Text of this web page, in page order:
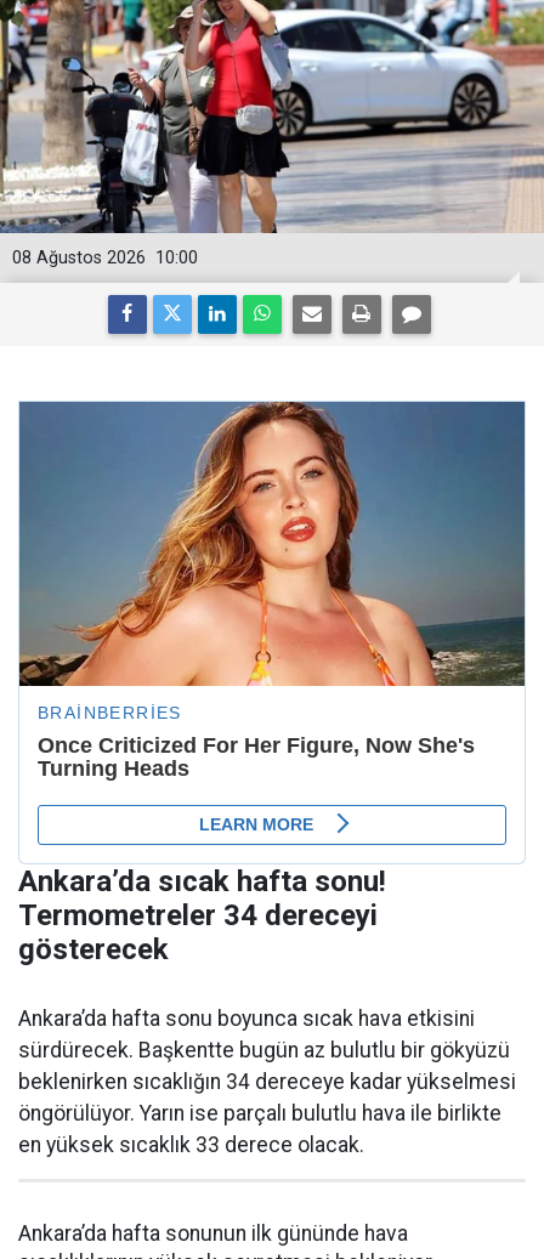
10:00
08 Ağustos 2026
Ankara’da sıcak hafta sonu!
Termometreler 34 dereceyi
gösterecek
Ankara’da hafta sonu boyunca sıcak hava etkisini
sürdürecek. Başkentte bugün az bulutlu bir gökyüzü
beklenirken sıcaklığın 34 dereceye kadar yükselmesi
öngörülüyor. Yarın ise parçalı bulutlu hava ile birlikte
en yüksek sıcaklık 33 derece olacak.
Ankara’da hafta sonunun ilk gününde hava